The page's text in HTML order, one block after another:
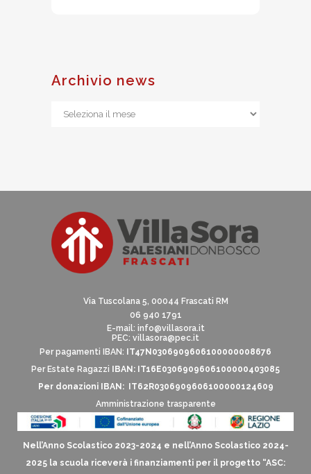
Archivio news
Archivio
Via Tuscolana 5, 00044 Frascati RM
06 940 1791
E-mail: info@villasora.it
PEC: villasora@pec.it
Per pagamenti IBAN: IT47N0306909606100000008676
Per Estate Ragazzi IBAN: IT16E0306909606100000403085
Per donazioni IBAN: IT62R0306909606100000124609
Amministrazione trasparente
Nell’Anno Scolastico 2023-2024 e nell’Anno Scolastico 2024-
2025 la scuola riceverà i finanziamenti per il progetto “ASC: